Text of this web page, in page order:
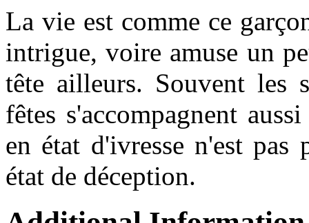
La vie est comme ce
intrigue, voire amuse un
tête ailleurs. Souvent les
fêtes s'accompagnent
en état d'ivresse n'est pas
état de déception.